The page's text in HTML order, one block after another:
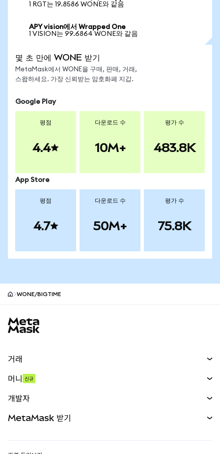
1 RGT는 19.8586 WONE와 같음
APY vision에서 Wrapped One
1 VISION는 99.6864 WONE와 같음
몇 초 만에 WONE 받기
MetaMask에서 WONE을 구매, 판매, 거래,
스왑하세요. 가장 신뢰받는 암호화폐 지갑.
Google Play
평점
4.4
다운로드 수
10M+
평가 수
483.8K
App Store
평점
4.7
다운로드 수
50M+
평가 수
75.8K
WONE/BIGTIME
거래
무기한 선물
실물자산
머니 신규
개발자
MetaMask 받기